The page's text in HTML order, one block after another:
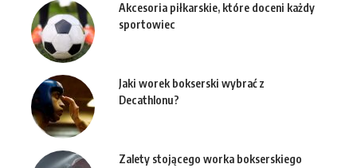
Akcesoria piłkarskie, które doceni każdy
sportowiec
Jaki worek bokserski wybrać z
Decathlonu?
Zalety stojącego worka bokserskiego